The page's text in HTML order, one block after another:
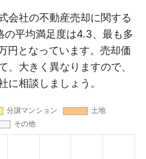
会社の不動産売却に関する
平均満足度は4.3、最も多
円となっています。売却価
、大きく異なりますので、
に相談しましょう。